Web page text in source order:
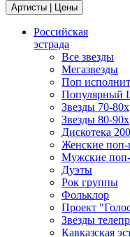
Артисты | Цены
Российская
эстрада
Все звезды
Мегазвезды
Поп
Популярный
Звезды 70-80х
Звезды 80-90х
Дискотека
Женские
Мужские
Дуэты
Рок группы
Фольклор
Проект
Звезды
Кавказская